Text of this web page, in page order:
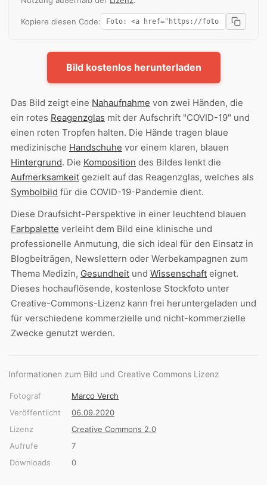
Kopiere diesen Code:
Bild kostenlos herunterladen
Das Bild zeigt eine Nahaufnahme von zwei Händen, die
ein rotes Reagenzglas mit der Aufschrift "COVID-19" und
einen roten Tropfen halten. Die Hände tragen blaue
medizinische Handschuhe vor einem klaren, blauen
Hintergrund. Die Komposition des Bildes lenkt die
Aufmerksamkeit gezielt auf das Reagenzglas, welches als
Symbolbild für die COVID-19-Pandemie dient.
Diese Draufsicht-Perspektive in einer leuchtend blauen
Farbpalette verleiht dem Bild eine klinische und
professionelle Anmutung, die sich ideal für den Einsatz in
Blogbeiträgen, Newslettern oder Werbekampagnen zum
Thema Medizin, Gesundheit und Wissenschaft eignet.
Dieses hochauflösende, kostenlose Stockfoto unter
Creative-Commons-Lizenz kann frei heruntergeladen und
für verschiedene kommerzielle und nicht-kommerzielle
Zwecke genutzt werden.
Informationen zum Bild und Creative Commons Lizenz
Fotograf
Marco Verch
Veröffentlicht
06.09.2020
Lizenz
Creative Commons 2.0
Aufrufe
7
Downloads
0